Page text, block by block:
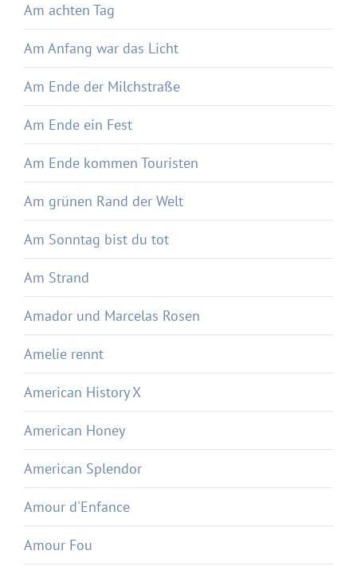
Am achten Tag
Am Anfang war das Licht
Am Ende der Milchstraße
Am Ende ein Fest
Am Ende kommen Touristen
Am grünen Rand der Welt
Am Sonntag bist du tot
Am Strand
Amador und Marcelas Rosen
Amelie rennt
American History X
American Honey
American Splendor
Amour d'Enfance
Amour Fou